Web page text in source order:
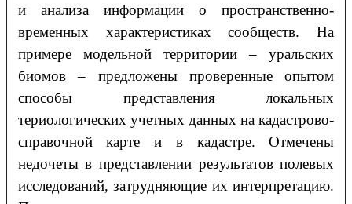
и анализа информации о пространственно-
временных характеристиках сообществ. На
примере модельной территории – уральских
биомов – предложены проверенные опытом
способы представления локальных
териологических учетных данных на кадастрово-
справочной карте и в кадастре. Отмечены
недочеты в представлении результатов полевых
исследований, затрудняющие их интерпретацию.